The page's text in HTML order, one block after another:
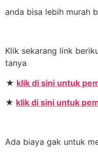
anda bisa lebih murah
Klik sekarang link
tanya
★ klik di sini untuk
★ klik di sini untuk
Ada biaya gak untuk